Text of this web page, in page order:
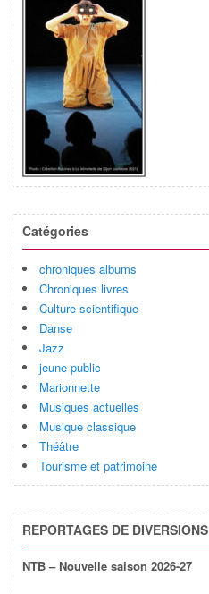
Catégories
chroniques albums
Chroniques livres
Culture scientifique
Danse
Jazz
jeune public
Marionnette
Musiques actuelles
Musique classique
Théâtre
Tourisme et patrimoine
REPORTAGES DE DIVERSIONS
NTB – Nouvelle saison 2026-27